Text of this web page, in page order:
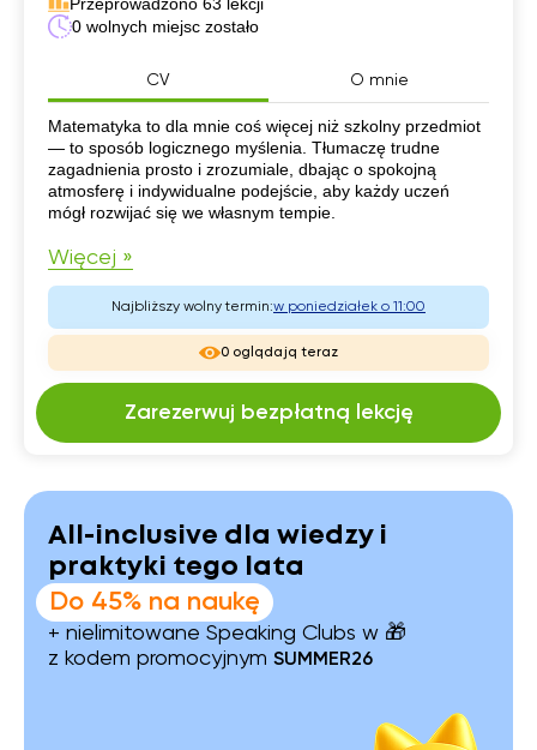
0 wolnych miejsc zostało
CV O mnie
CV
Matematyka to dla mnie coś więcej niż szkolny przedmiot
— to sposób logicznego myślenia. Tłumaczę trudne
zagadnienia prosto i zrozumiale, dbając o spokojną
atmosferę i indywidualne podejście, aby każdy uczeń
mógł rozwijać się we własnym tempie.
Więcej »
Najbliższy wolny termin:w poniedziałek o 11:00
0 oglądają teraz
Zarezerwuj bezpłatną lekcję
All-inclusive dla wiedzy i
praktyki tego lata
Do 45% na naukę
+ nielimitowane Speaking Clubs w 🎁
z kodem promocyjnym SUMMER26